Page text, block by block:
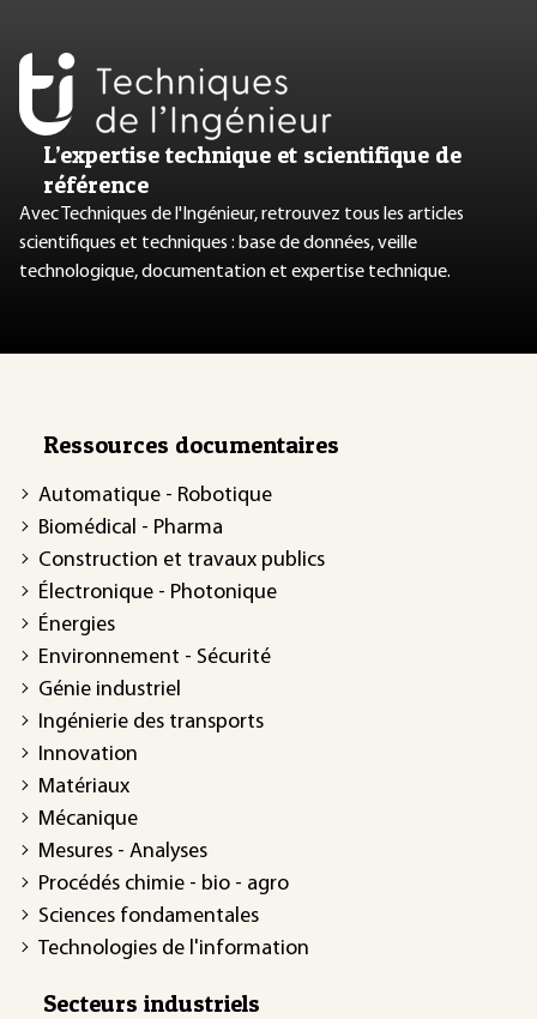
L’expertise technique et scientifique de
référence
Avec Techniques de l'Ingénieur, retrouvez tous les articles
scientifiques et techniques : base de données, veille
technologique, documentation et expertise technique.
Ressources documentaires
Automatique - Robotique
Biomédical - Pharma
Construction et travaux publics
Électronique - Photonique
Énergies
Environnement - Sécurité
Génie industriel
Ingénierie des transports
Innovation
Matériaux
Mécanique
Mesures - Analyses
Procédés chimie - bio - agro
Sciences fondamentales
Technologies de l'information
Secteurs industriels